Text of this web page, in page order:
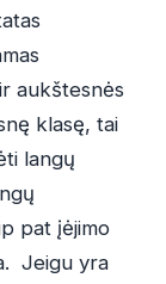
aukštesnės
klasę, tai
langų
pat įėjimo
Jeigu yra